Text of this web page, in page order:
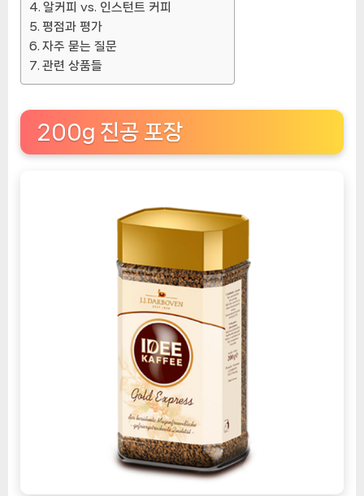
알커피 vs. 인스턴트 커피
평점과 평가
자주 묻는 질문
관련 상품들
200g 진공 포장